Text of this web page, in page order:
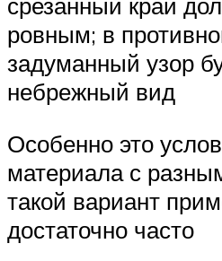
срезанный край
ровным; в
задуманный узор
небрежный вид
Особенно это
материала с
такой вариант
достаточно часто